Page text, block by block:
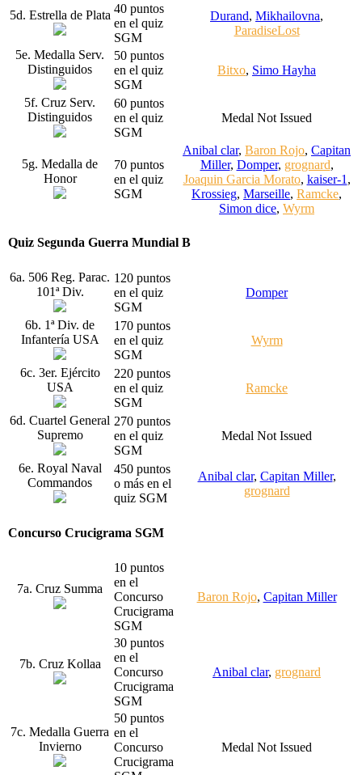
5d. Estrella de Plata 40 puntos
en el quiz
SGM
Durand, Mikhailovna,
ParadiseLost
5e. Medalla Serv.
Distinguidos
50 puntos
en el quiz
SGM
Bitxo, Simo Hayha
5f. Cruz Serv.
Distinguidos
60 puntos
en el quiz
SGM
Medal Not Issued
5g. Medalla de
Honor
70 puntos
en el quiz
SGM
Anibal clar, Baron Rojo, Capitan
Miller, Domper, grognard,
Joaquin Garcia Morato, kaiser-1 ,
Krossieg, Marseille, Ramcke,
Simon dice, Wyrm
Quiz Segunda Guerra Mundial B
6a. 506 Reg. Parac.
101ª Div.
120 puntos
en el quiz
SGM
Domper
6b. 1ª Div. de
Infantería USA
170 puntos
en el quiz
SGM
Wyrm
6c. 3er. Ejército
USA
220 puntos
en el quiz
SGM
Ramcke
6d. Cuartel General
Supremo
270 puntos
en el quiz
SGM
Medal Not Issued
6e. Royal Naval
Commandos
450 puntos
o más en el
quiz SGM
Anibal clar, Capitan Miller,
grognard
Concurso Crucigrama SGM
7a. Cruz Summa
10 puntos
en el
Concurso
Crucigrama
SGM
Baron Rojo, Capitan Miller
7b. Cruz Kollaa
30 puntos
en el
Concurso
Crucigrama
SGM
Anibal clar, grognard
7c. Medalla Guerra
Invierno
50 puntos
en el
Concurso
Crucigrama
Medal Not Issued